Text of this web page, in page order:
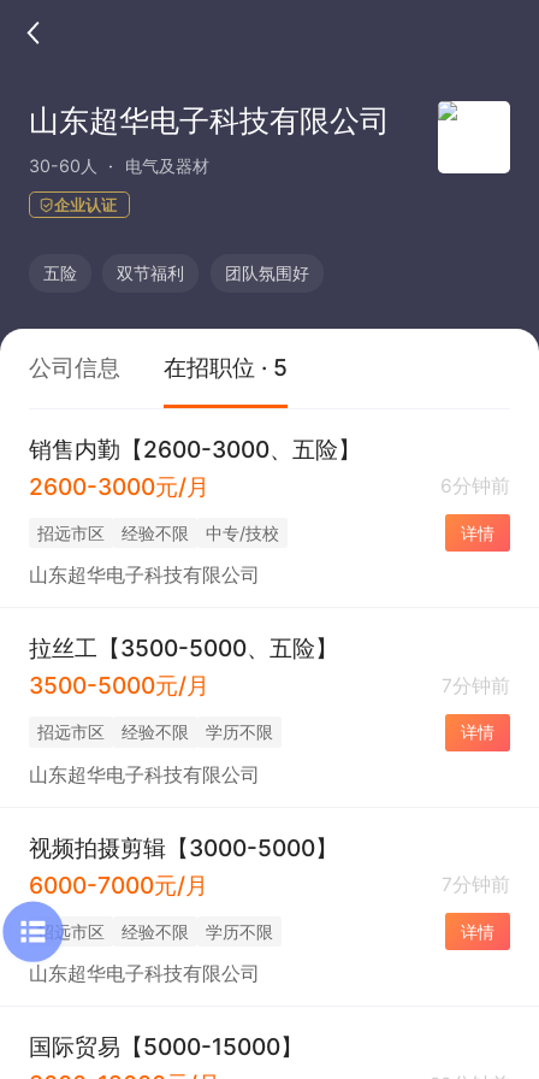
山东超华电子科技有限公司
30-60人 电气及器材
企业认证
五险 双节福利 团队氛围好
公司信息 在招职位 · 5
销售内勤【2600-3000、五险】
2600-3000元/月
6分钟前
招远市区 经验不限 中专/技校 详情
山东超华电子科技有限公司
拉丝工【3500-5000、五险】
3500-5000元/月
7分钟前
招远市区 经验不限 学历不限 详情
山东超华电子科技有限公司
视频拍摄剪辑【3000-5000】
6000-7000元/月
7分钟前
招远市区 经验不限 学历不限 详情
山东超华电子科技有限公司
国际贸易【5000-15000】